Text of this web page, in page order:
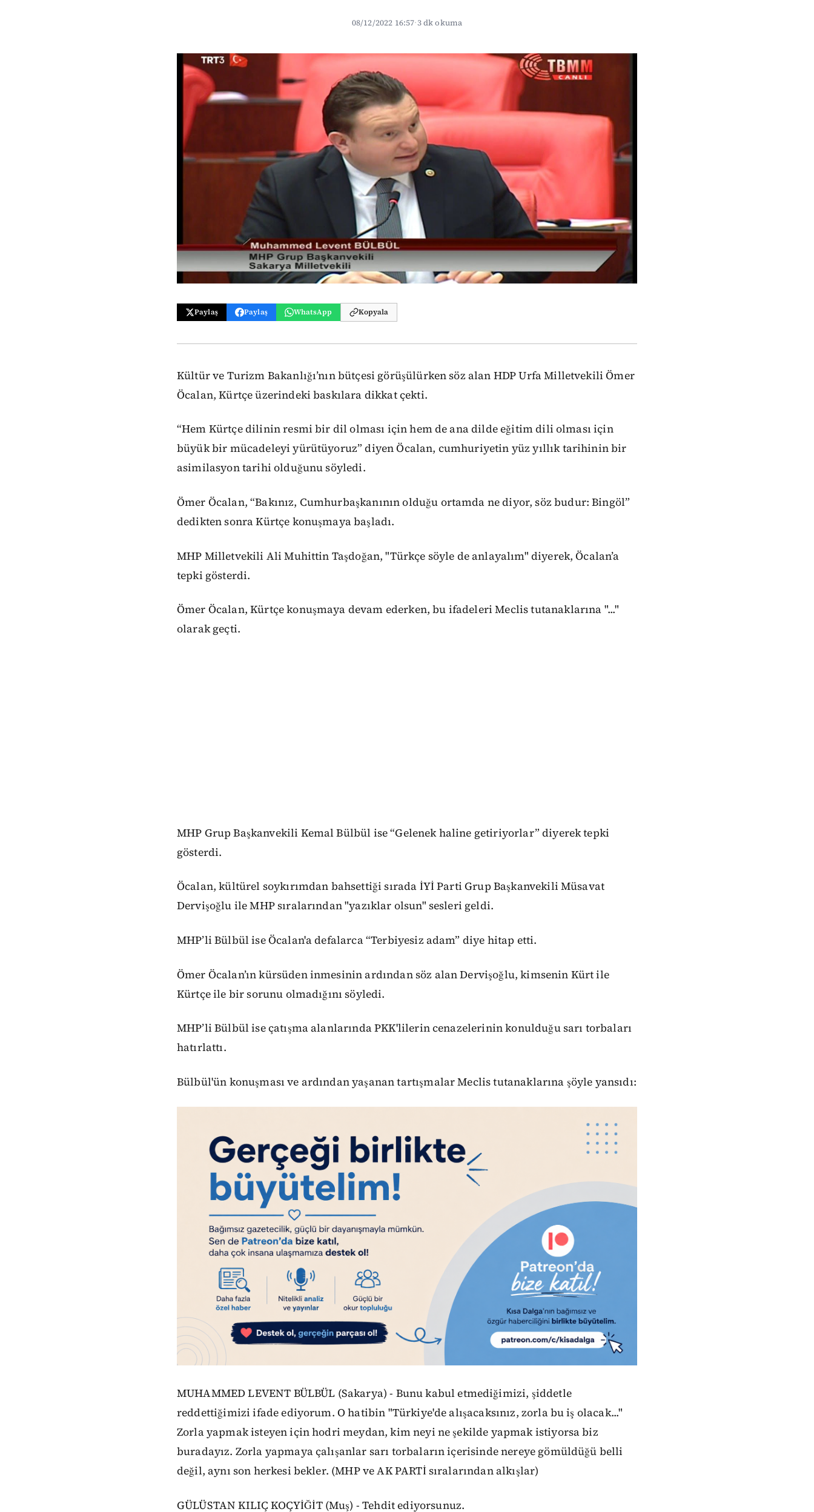
08/12/2022 16:57·3 dk okuma
Paylaş Paylaş WhatsApp Kopyala
Kültür ve Turizm Bakanlığı’nın bütçesi görüşülürken söz alan HDP Urfa Milletvekili Ömer
Öcalan, Kürtçe üzerindeki baskılara dikkat çekti.
“Hem Kürtçe dilinin resmi bir dil olması için hem de ana dilde eğitim dili olması için
büyük bir mücadeleyi yürütüyoruz” diyen Öcalan, cumhuriyetin yüz yıllık tarihinin bir
asimilasyon tarihi olduğunu söyledi.
Ömer Öcalan, “Bakınız, Cumhurbaşkanının olduğu ortamda ne diyor, söz budur: Bingöl”
dedikten sonra Kürtçe konuşmaya başladı.
MHP Milletvekili Ali Muhittin Taşdoğan, "Türkçe söyle de anlayalım" diyerek, Öcalan’a
tepki gösterdi.
Ömer Öcalan, Kürtçe konuşmaya devam ederken, bu ifadeleri Meclis tutanaklarına "..."
olarak geçti.
MHP Grup Başkanvekili Kemal Bülbül ise “Gelenek haline getiriyorlar” diyerek tepki
gösterdi.
Öcalan, kültürel soykırımdan bahsettiği sırada İYİ Parti Grup Başkanvekili Müsavat
Dervişoğlu ile MHP sıralarından "yazıklar olsun" sesleri geldi.
MHP’li Bülbül ise Öcalan'a defalarca “Terbiyesiz adam” diye hitap etti.
Ömer Öcalan’ın kürsüden inmesinin ardından söz alan Dervişoğlu, kimsenin Kürt ile
Kürtçe ile bir sorunu olmadığını söyledi.
MHP’li Bülbül ise çatışma alanlarında PKK'lilerin cenazelerinin konulduğu sarı torbaları
hatırlattı.
Bülbül'ün konuşması ve ardından yaşanan tartışmalar Meclis tutanaklarına şöyle yansıdı:
MUHAMMED LEVENT BÜLBÜL (Sakarya) - Bunu kabul etmediğimizi, şiddetle
reddettiğimizi ifade ediyorum. O hatibin "Türkiye'de alışacaksınız, zorla bu iş olacak..."
Zorla yapmak isteyen için hodri meydan, kim neyi ne şekilde yapmak istiyorsa biz
buradayız. Zorla yapmaya çalışanlar sarı torbaların içerisinde nereye gömüldüğü belli
değil, aynı son herkesi bekler. (MHP ve AK PARTİ sıralarından alkışlar)
GÜLÜSTAN KILIÇ KOÇYİĞİT (Muş) - Tehdit ediyorsunuz.